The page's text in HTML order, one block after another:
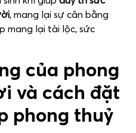
, mang lại sự cân bằng
mang lại tài lộc, sức
của phong
và cách đặt
phong thuỷ